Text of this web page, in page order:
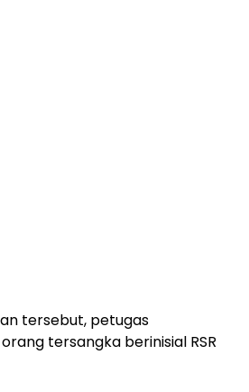
tersebut, petugas
tersangka berinisial RSR